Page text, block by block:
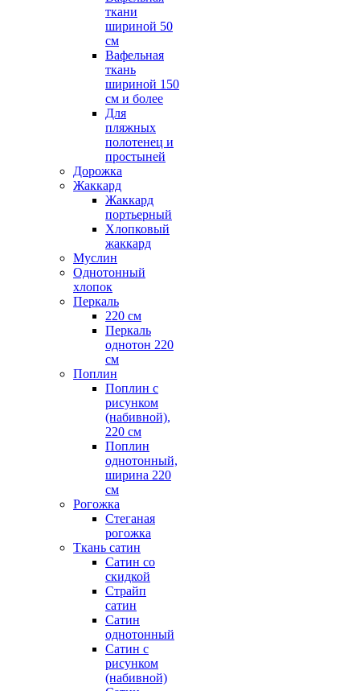
ткани
шириной 50
см
Вафельная
ткань
шириной 150
см и более
Для
пляжных
полотенец и
простыней
Дорожка
Жаккард
Жаккард
портьерный
Хлопковый
жаккард
Муслин
Однотонный
хлопок
Перкаль
220 см
Перкаль
однотон 220
см
Поплин
Поплин с
рисунком
(набивной),
220 см
Поплин
однотонный,
ширина 220
см
Рогожка
Стеганая
рогожка
Ткань сатин
Сатин со
скидкой
Страйп
сатин
Сатин
однотонный
Сатин с
рисунком
(набивной)